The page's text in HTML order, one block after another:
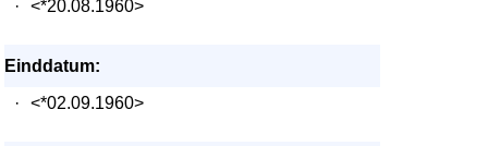
·
<*20.08.1960>
Einddatum:
·
<*02.09.1960>